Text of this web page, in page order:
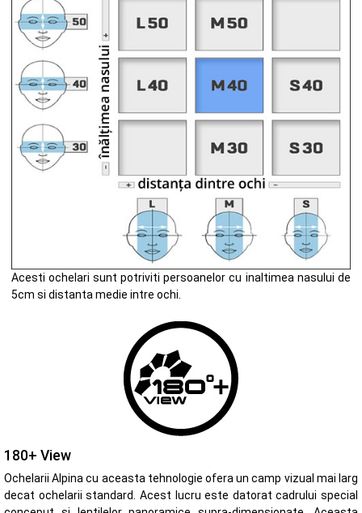
Acesti ochelari sunt potriviti persoanelor cu inaltimea nasului de
5cm si distanta medie intre ochi.
180+ View
Ochelarii Alpina cu aceasta tehnologie ofera un camp vizual mai larg
decat ochelarii standard. Acest lucru este datorat cadrului special